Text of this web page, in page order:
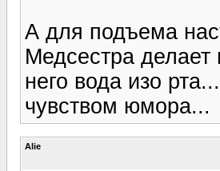
А для подъема
Медсестра
него вода изо
чувством юмора...
Alie